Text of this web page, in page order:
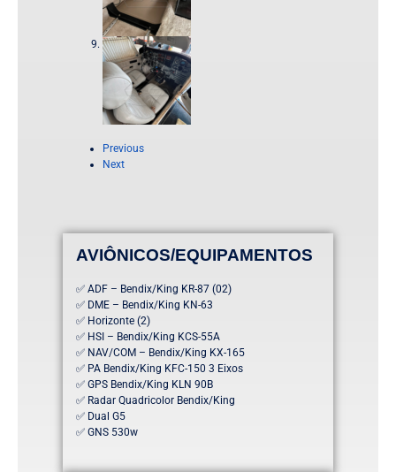
Previous
Next
AVIÔNICOS/EQUIPAMENTOS
✅ ADF – Bendix/King KR-87 (02)
✅ DME – Bendix/King KN-63
✅ Horizonte (2)
✅ HSI – Bendix/King KCS-55A
✅ NAV/COM – Bendix/King KX-165
✅ PA Bendix/King KFC-150 3 Eixos
✅ GPS Bendix/King KLN 90B
✅ Radar Quadricolor Bendix/King
✅ Dual G5
✅ GNS 530w